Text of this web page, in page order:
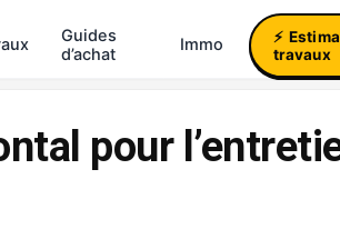
Guides
d’achat
Immo
travaux
pour